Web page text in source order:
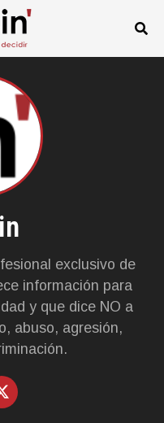
exclusivo de
información para
y que dice NO a
abuso, agresión,